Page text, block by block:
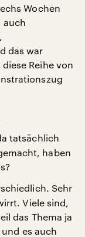
Wochen
auch
das war
Reihe von
tatsächlich
haben
Sehr
Viele sind,
das Thema ja
es auch